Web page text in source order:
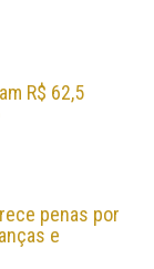
R$ 62,5
penas por
e